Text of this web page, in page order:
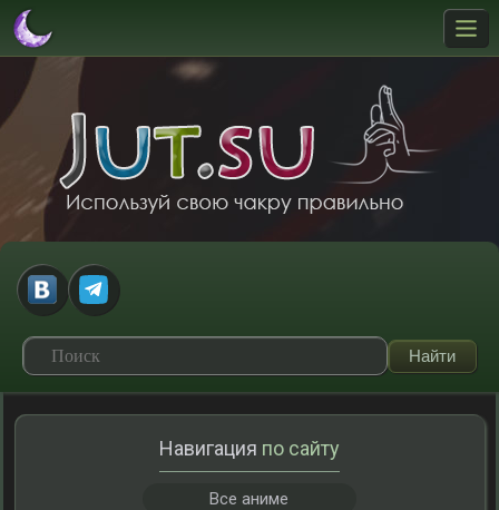
Навигация по сайту
Все аниме